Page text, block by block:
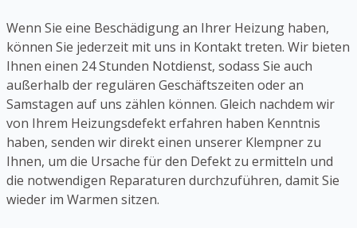
Wenn Sie eine Beschädigung an Ihrer Heizung haben,
können Sie jederzeit mit uns in Kontakt treten. Wir bieten
Ihnen einen 24 Stunden Notdienst, sodass Sie auch
außerhalb der regulären Geschäftszeiten oder an
Samstagen auf uns zählen können. Gleich nachdem wir
von Ihrem Heizungsdefekt erfahren haben Kenntnis
haben, senden wir direkt einen unserer Klempner zu
Ihnen, um die Ursache für den Defekt zu ermitteln und
die notwendigen Reparaturen durchzuführen, damit Sie
wieder im Warmen sitzen.